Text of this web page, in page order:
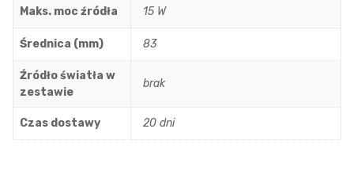
Maks. moc źródła 15 W
Średnica (mm) 83
Źródło światła w
zestawie
brak
Czas dostawy 20 dni